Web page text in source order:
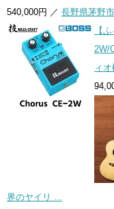
540,000円 ／ 長野県茅野市
【
2W/
ィ
界のヤイリ ...